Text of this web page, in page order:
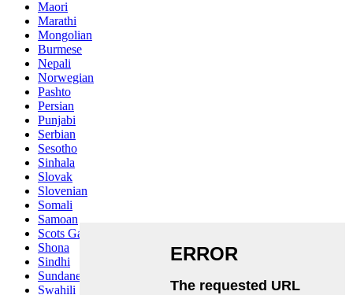
Maori
Marathi
Mongolian
Burmese
Nepali
Norwegian
Pashto
Persian
Punjabi
Serbian
Sesotho
Sinhala
Slovak
Slovenian
Somali
Samoan
Scots Gaelic
Shona
Sindhi
Sundanese
Swahili